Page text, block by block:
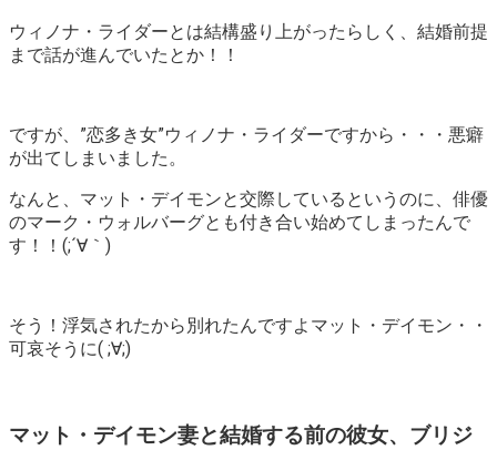
ウィノナ・ライダーとは結構盛り上がったらしく、結婚前提
まで話が進んでいたとか！！
ですが、”恋多き女”ウィノナ・ライダーですから・・・悪癖
が出てしまいました。
なんと、マット・デイモンと交際しているというのに、俳優
のマーク・ウォルバーグとも付き合い始めてしまったんで
す！！(;´∀｀)
そう！浮気されたから別れたんですよマット・デイモン・・
可哀そうに( ;∀;)
マット・デイモン妻と結婚する前の彼女、ブリジ